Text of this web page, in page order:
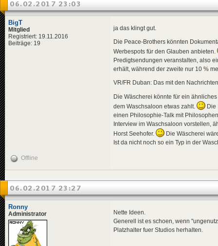
06.02.2017 23:03
BigT
Mitglied
Registriert: 19.11.2016
Beiträge: 19
ja das klingt gut.
Die Peace-Brothers könnten
Werbespots für den Glauben anbieten.
Predigtsendungen veranstalten, also
erhält, während der zweite nur 10 %
VR/FR Duban: Das mit den
Die Wäscherei könnte für ein
dem Waschsaloon etwas zahlt.
Die
einen Philosophie-Talk mit
Interview im Waschsaloon vorstellen,
Horst Seehofer.
Die Wäscherei
Ist da nicht noch so ein Typ in der
Offline
06.02.2017 23:27
Ronny
Administrator
Nette Ideen.
Generell ist es schoen, wenn
Platzhalter fuer Studios herhalten.